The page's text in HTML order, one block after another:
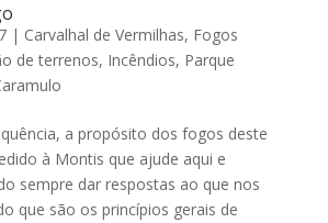
| Carvalhal de Vermilhas, Fogos
de terrenos, Incêndios, Parque
a propósito dos fogos deste
à Montis que ajude aqui e
sempre dar respostas ao que nos
que são os princípios gerais de